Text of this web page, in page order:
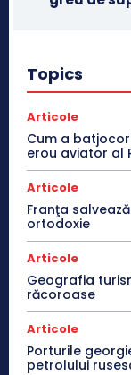
Topics
Articole
Cum a
erou aviator al
Articole
Franţa
ortodoxie
Articole
Geografia
răcoroase
Articole
Porturile
petrolului